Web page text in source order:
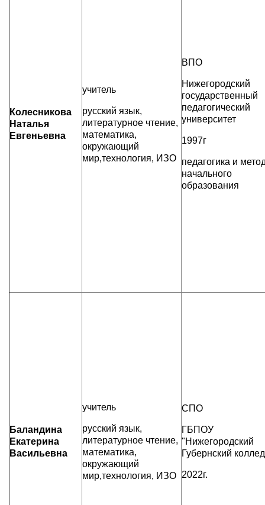
Колесникова
Наталья
Евгеньевна
учитель
русский язык,
литературное чтение,
математика,
окружающий
мир,технология, ИЗО
ВПО
Нижегородский
государственный
педагогический
университет
1997г
педагогика и
начального
образования
Баландина
Екатерина
Васильевна
учитель
русский язык,
литературное чтение,
математика,
окружающий
мир,технология, ИЗО
СПО
ГБПОУ
"Нижегородский
Губернский
2022г.